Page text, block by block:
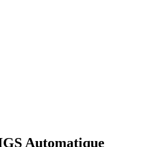
Automatique